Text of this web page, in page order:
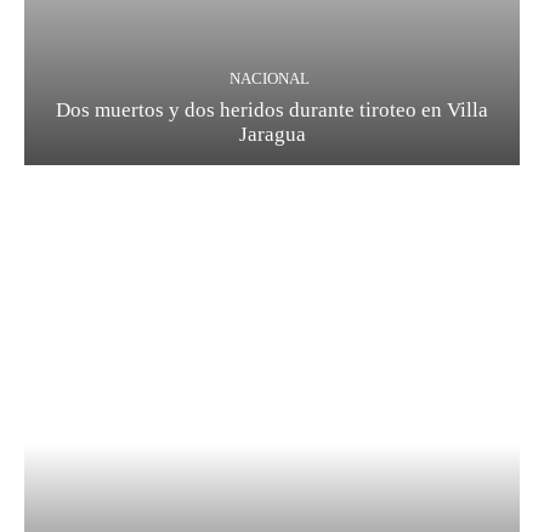
NACIONAL
Dos muertos y dos heridos durante tiroteo en Villa
Jaragua